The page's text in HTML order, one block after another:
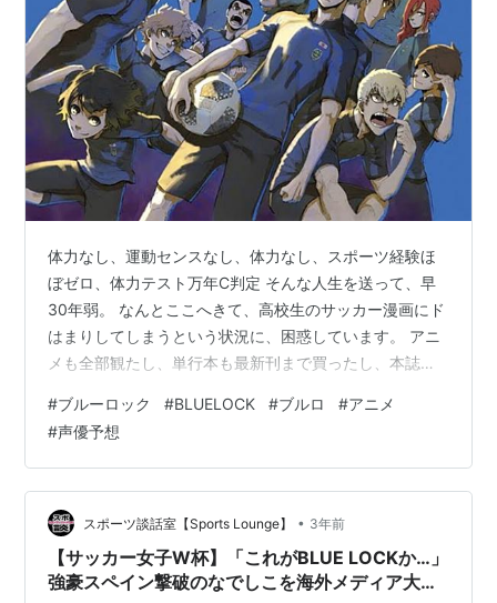
体力なし、運動センスなし、体力なし、スポーツ経験ほ
ぼゼロ、体力テスト万年C判定 そんな人生を送って、早
30年弱。 なんとここへきて、高校生のサッカー漫画にド
はまりしてしまうという状況に、困惑しています。 アニ
メも全部観たし、単行本も最新刊まで買ったし、本誌も
みたいとすら思っている。 どうした、自分。 いや、それ
くらい面白いってことです。すごい。 アニメは2期が決
まっていて（おそらく今年の秋冬…？）、これから新キ
ャラクターがどんどこ出てくるので、 今回は、その担当
声優さんが誰になるかを、もう好き勝手自由に考えてし
まおうという回です。 独断と偏見…
#ブルーロック #BLUELOCK #ブルロ #アニメ
#声優予想
スポーツ談話室【Sports Lounge】 • 3年前
【サッカー女子W杯】「これがBLUE LOCKか…」
強豪スペイン撃破のなでしこを海外メディア大絶